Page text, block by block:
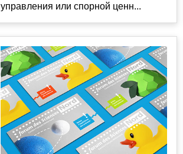
управления или спорной ценн...